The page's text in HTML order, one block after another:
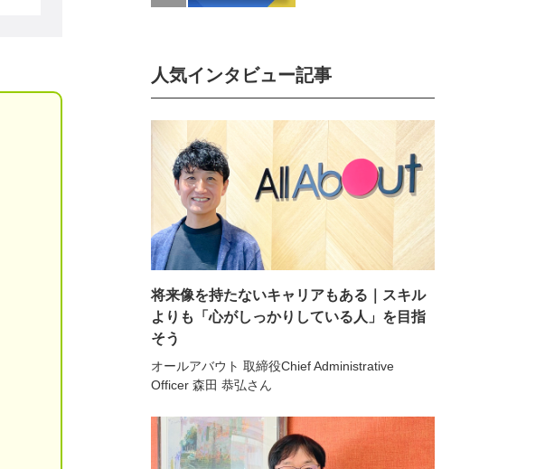
人気インタビュー記事
将来像を持たないキャリアもある｜スキル
よりも「心がしっかりしている人」を目指
そう
オールアバウト 取締役Chief Administrative
Officer 森田 恭弘さん